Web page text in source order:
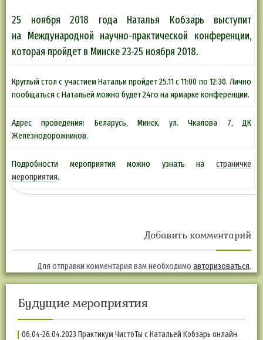
25 ноября 2018 года Наталья Кобзарь выступит
на Международной научно-практической конференции,
которая пройдет в Минске 23-25 ноября 2018.
Круглый стол с участием Натальи пройдет 25.11 с 11:00 по 12:30. Лично
пообщаться с Натальей можно будет 24го на ярмарке конференции.
Адрес проведения: Беларусь, Минск, ул. Чкалова 7, ДК
Железнодорожников.
Подробности мероприятия можно узнать на страничке
мероприятия.
Добавить комментарий
Для отправки комментария вам необходимо авторизоваться.
Будущие мероприятия
06.04-26.04.2023 Практикум ЧистоТы с Натальей Кобзарь онлайн